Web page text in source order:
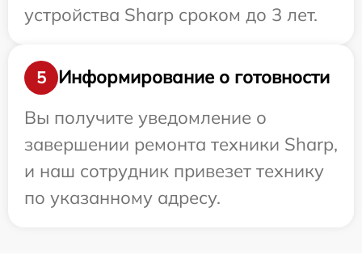
устройства Sharp сроком до 3 лет.
5
Информирование о готовности
Вы получите уведомление о
завершении ремонта техники Sharp,
и наш сотрудник привезет технику
по указанному адресу.